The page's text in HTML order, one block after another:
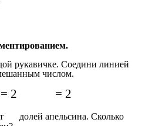
рукавичке. Соедини линией
числом.
= 2 = 2
долей апельсина. Сколько